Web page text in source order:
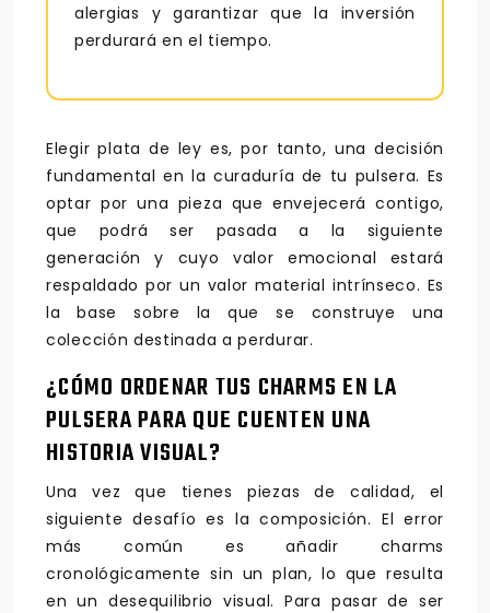
alergias y garantizar que la inversión
perdurará en el tiempo.
Elegir plata de ley es, por tanto, una decisión
fundamental en la curaduría de tu pulsera. Es
optar por una pieza que envejecerá contigo,
que podrá ser pasada a la siguiente
generación y cuyo valor emocional estará
respaldado por un valor material intrínseco. Es
la base sobre la que se construye una
colección destinada a perdurar.
¿CÓMO ORDENAR TUS CHARMS EN LA
PULSERA PARA QUE CUENTEN UNA
HISTORIA VISUAL?
Una vez que tienes piezas de calidad, el
siguiente desafío es la composición. El error
más común es añadir charms
cronológicamente sin un plan, lo que resulta
en un desequilibrio visual. Para pasar de ser